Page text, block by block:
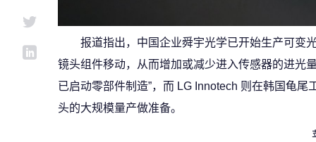
报道指出，中国企业舜宇光学已开始生产可变
镜头组件移动，从而增加或减少进入传感器的进光
已启动零部件制造”，而 LG Innotech 则在韩国龟
头的大规模量产做准备。